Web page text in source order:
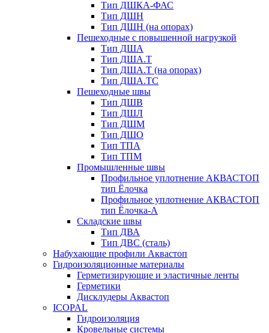
Тип ДШКА-ФАС
Тип ДШН
Тип ДШН (на опорах)
Пешеходные с повышенной нагрузкой
Тип ДША
Тип ДША.Т
Тип ДША.Т (на опорах)
Тип ДША.ТС
Пешеходные швы
Тип ДШВ
Тип ДШЛ
Тип ДШМ
Тип ДШО
Тип ТПА
Тип ТПМ
Промышленные швы
Профильное уплотнение АКВАСТОП
тип Ёлочка
Профильное уплотнение АКВАСТОП
тип Ёлочка-А
Складские швы
Тип ДВА
Тип ДВС (сталь)
Набухающие профили Аквастоп
Гидроизоляционные материалы
Герметизирующие и эластичные ленты
Герметики
Дисклудеры Аквастоп
ICOPAL
Гидроизоляция
Кровельные системы